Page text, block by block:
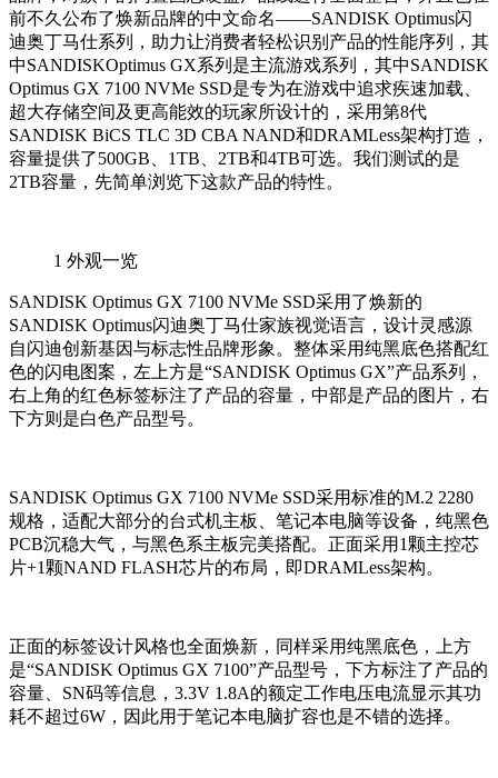
前不久公布了焕新品牌的中文命名——SANDISK Optimus闪
迪奥丁马仕系列，助力让消费者轻松识别产品的性能序列，其
中SANDISKOptimus GX系列是主流游戏系列，其中SANDISK
Optimus GX 7100 NVMe SSD是专为在游戏中追求疾速加载、
超大存储空间及更高能效的玩家所设计的，采用第8代
SANDISK BiCS TLC 3D CBA NAND和DRAMLess架构打造，
容量提供了500GB、1TB、2TB和4TB可选。我们测试的是
2TB容量，先简单浏览下这款产品的特性。
1 外观一览
SANDISK Optimus GX 7100 NVMe SSD采用了焕新的
SANDISK Optimus闪迪奥丁马仕家族视觉语言，设计灵感源
自闪迪创新基因与标志性品牌形象。整体采用纯黑底色搭配红
色的闪电图案，左上方是“SANDISK Optimus GX”产品系列，
右上角的红色标签标注了产品的容量，中部是产品的图片，右
下方则是白色产品型号。
SANDISK Optimus GX 7100 NVMe SSD采用标准的M.2 2280
规格，适配大部分的台式机主板、笔记本电脑等设备，纯黑色
PCB沉稳大气，与黑色系主板完美搭配。正面采用1颗主控芯
片+1颗NAND FLASH芯片的布局，即DRAMLess架构。
正面的标签设计风格也全面焕新，同样采用纯黑底色，上方
是“SANDISK Optimus GX 7100”产品型号，下方标注了产品的
容量、SN码等信息，3.3V 1.8A的额定工作电压电流显示其功
耗不超过6W，因此用于笔记本电脑扩容也是不错的选择。